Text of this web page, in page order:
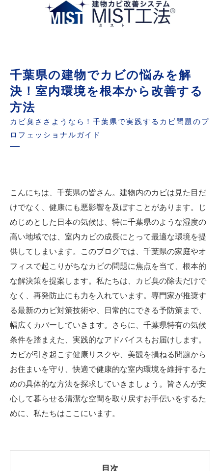
千葉県の建物でカビの悩みを解
決！室内環境を根本から改善する
方法
カビ臭ささようなら！千葉県で実践するカビ問題のプ
ロフェッショナルガイド
こんにちは、千葉県の皆さん。建物内のカビは見た目だ
けでなく、健康にも悪影響を及ぼすことがあります。じ
めじめとした日本の気候は、特に千葉県のような湿度の
高い地域では、室内カビの成長にとって最適な環境を提
供してしまいます。このブログでは、千葉県の家庭やオ
フィスで起こりがちなカビの問題に焦点を当て、根本的
な解決策を提案します。私たちは、カビ臭の除去だけで
なく、再発防止にも力を入れています。専門家が推奨す
る最新のカビ対策技術や、日常的にできる予防策まで、
幅広くカバーしていきます。さらに、千葉県特有の気候
条件を踏まえた、実践的なアドバイスもお届けします。
カビが引き起こす健康リスクや、美観を損ねる問題から
お住まいを守り、快適で健康的な室内環境を維持するた
めの具体的な方法を探求していきましょう。皆さんが安
心して暮らせる清潔な空間を取り戻すお手伝いをするた
めに、私たちはここにいます。
目次